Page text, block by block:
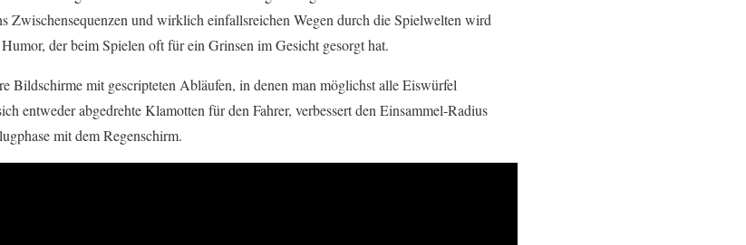
Zwischensequenzen und wirklich einfallsreichen Wegen durch die Spielwelten wird
der beim Spielen oft für ein Grinsen im Gesicht gesorgt hat.
Bildschirme mit gescripteten Abläufen, in denen man möglichst alle Eiswürfel
entweder abgedrehte Klamotten für den Fahrer, verbessert den Einsammel-Radius
mit dem Regenschirm.